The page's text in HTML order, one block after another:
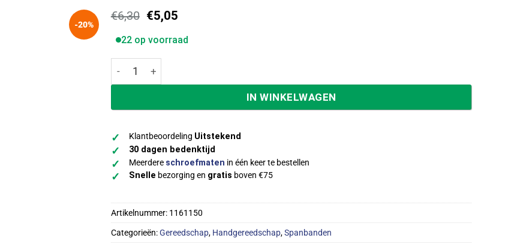
-20%
€6,30 Oorspronkelijke
prijs
was:
€5,05Huidige
is:
22 op voorraad
Ivana spanband met klemgesp oranje 25 mm 7 meter 250 kg 48604 aantal
IN WINKELWAGEN
✓ Klantbeoordeling Uitstekend
✓ 30 dagen bedenktijd
✓ Meerdere schroefmaten in één keer te bestellen
✓ Snelle bezorging en gratis boven €75
Artikelnummer: 1161150
Categorieën:Gereedschap, Handgereedschap,Spanbanden